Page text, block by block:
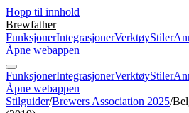
Hopp til innhold
Brewfather
FunksjonerIntegrasjonerVerktøyStiler
Åpne webappen
FunksjonerIntegrasjonerVerktøyStiler
Åpne webappen
Stilguider/Brewers Association 2025/